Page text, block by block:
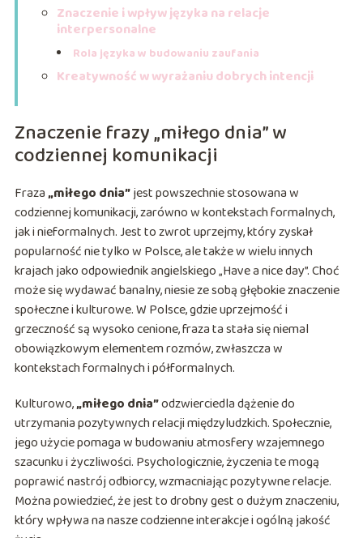
Znaczenie i wpływ języka na relacje
interpersonalne
Rola języka w budowaniu zaufania
Kreatywność w wyrażaniu dobrych intencji
Znaczenie frazy „miłego dnia” w
codziennej komunikacji
Fraza„miłego dnia”jest powszechnie stosowana w
codziennej komunikacji, zarówno w kontekstach formalnych,
jak i nieformalnych. Jest to zwrot uprzejmy, który zyskał
popularność nie tylko w Polsce, ale także w wielu innych
krajach jako odpowiednik angielskiego „Have a nice day”. Choć
może się wydawać banalny, niesie ze sobą głębokie znaczenie
społeczne i kulturowe. W Polsce, gdzie uprzejmość i
grzeczność są wysoko cenione, fraza ta stała się niemal
obowiązkowym elementem rozmów, zwłaszcza w
kontekstach formalnych i półformalnych.
Kulturowo,„miłego dnia”odzwierciedla dążenie do
utrzymania pozytywnych relacji międzyludzkich. Społecznie,
jego użycie pomaga w budowaniu atmosfery wzajemnego
szacunku i życzliwości. Psychologicznie, życzenia te mogą
poprawić nastrój odbiorcy, wzmacniając pozytywne relacje.
Można powiedzieć, że jest to drobny gest o dużym znaczeniu,
który wpływa na nasze codzienne interakcje i ogólną jakość